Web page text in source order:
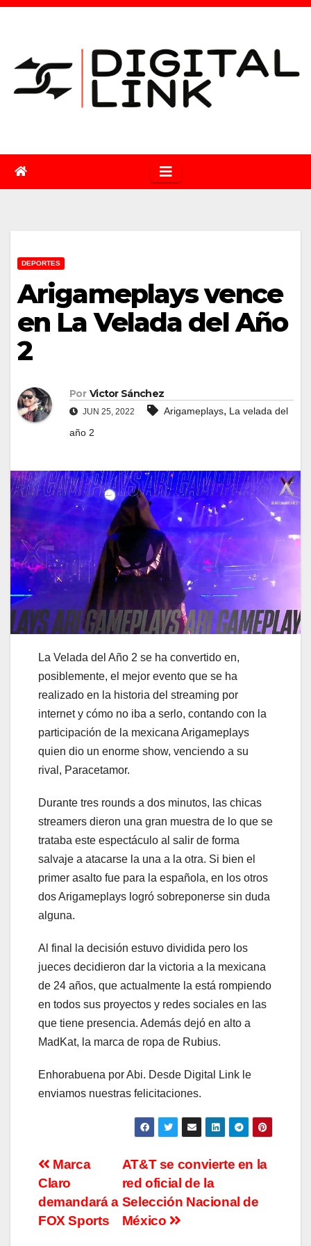
Saltar
DEPORTES
Arigameplays vence
en La Velada del Año
2
Por Victor Sánchez
JUN 25, 2022 Arigameplays, La velada del
año 2
La Velada del Año 2 se ha convertido en,
posiblemente, el mejor evento que se ha
realizado en la historia del streaming por
internet y cómo no iba a serlo, contando con la
participación de la mexicana Arigameplays
quien dio un enorme show, venciendo a su
rival, Paracetamor.
Durante tres rounds a dos minutos, las chicas
streamers dieron una gran muestra de lo que se
trataba este espectáculo al salir de forma
salvaje a atacarse la una a la otra. Si bien el
primer asalto fue para la española, en los otros
dos Arigameplays logró sobreponerse sin duda
alguna.
Al final la decisión estuvo dividida pero los
jueces decidieron dar la victoria a la mexicana
de 24 años, que actualmente la está rompiendo
en todos sus proyectos y redes sociales en las
que tiene presencia. Además dejó en alto a
MadKat, la marca de ropa de Rubius.
Enhorabuena por Abi. Desde Digital Link le
enviamos nuestras felicitaciones.
Navegación
de
entradas
AT&T se convierte en la
red oficial de la
Selección Nacional de
México
Marca
Claro
demandará a
FOX Sports